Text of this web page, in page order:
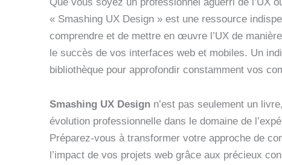
« Smashing UX Design » est une ressource
comprendre et de mettre en œuvre l’UX de
le succès de vos interfaces web et mobiles. Un
bibliothèque pour approfondir constamment vos
Smashing UX Design n’est pas seulement un
évolution professionnelle dans le domaine de
Préparez-vous à transformer votre approche de
l’impact de vos projets web grâce aux précieux